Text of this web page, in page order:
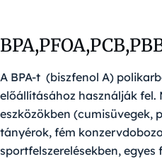
A BPA-t (biszfenol A)
előállításához használják
eszközökben (cumisüvegek,
tányérok, fém
sportfelszerelésekben, egyes